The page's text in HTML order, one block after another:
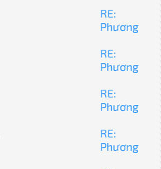
RE:
Phương
RE:
Phương
RE:
Phương
RE:
Phương